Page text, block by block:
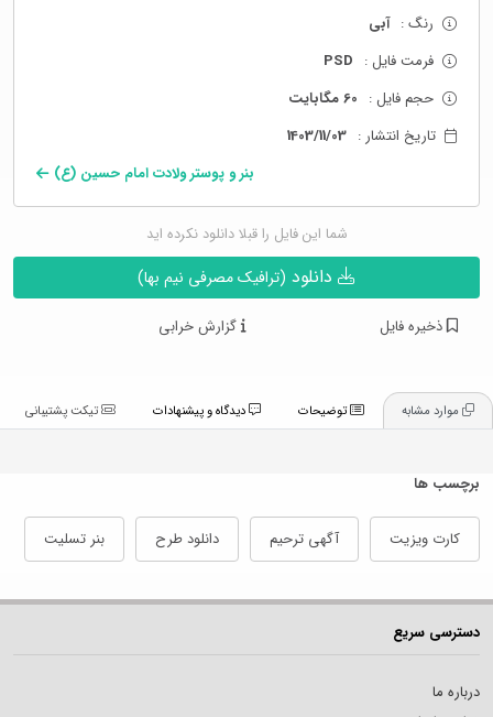
رنگ : آبی
فرمت فایل : PSD
حجم فایل : 60 مگابایت
تاریخ انتشار : 1403/11/03
بنر و پوستر ولادت امام حسین (ع)
شما این فایل را قبلا دانلود نکرده اید
(ترافیک مصرفی نیم بها)
ذخیره فایل گزارش خرابی
توضیحات تیکت پشتیبانی
برچسب ها
کارت ویزیت آگهی ترحیم دانلود طرح بنر تسلیت
دسترسی سریع
درباره ما